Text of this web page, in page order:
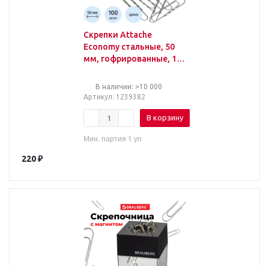
Скрепки Attache
Economy стальные, 50
мм, гофрированные, 100
В наличии: >10 000
Артикул: 1239382
В корзину
Мин. партия 1 уп
220₽